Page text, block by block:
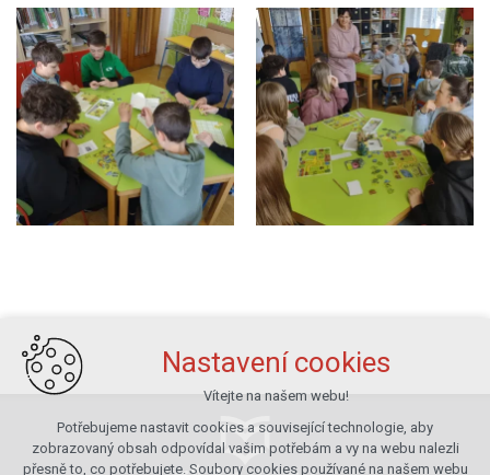
Nastavení cookies
Vítejte na našem webu!
Potřebujeme nastavit cookies a související technologie, aby
zobrazovaný obsah odpovídal vašim potřebám a vy na webu nalezli
přesně to, co potřebujete. Soubory cookies používané na našem webu